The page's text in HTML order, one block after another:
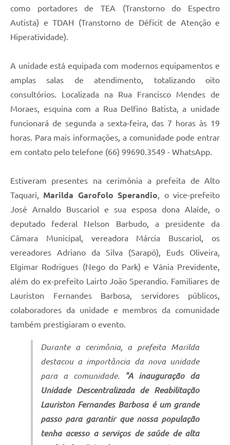
como portadores de TEA (Transtorno do Espectro
Autista) e TDAH (Transtorno de Déficit de Atenção e
Hiperatividade).
A unidade está equipada com modernos equipamentos e
amplas salas de atendimento, totalizando oito
consultórios. Localizada na Rua Francisco Mendes de
Moraes, esquina com a Rua Delfino Batista, a unidade
funcionará de segunda a sexta-feira, das 7 horas às 19
horas. Para mais informações, a comunidade pode entrar
em contato pelo telefone (66) 99690.3549 - WhatsApp.
Estiveram presentes na cerimônia a prefeita de Alto
Taquari,
Marilda Garofolo Sperandio , o vice-prefeito
José Arnaldo Buscariol e sua esposa dona Alaíde, o
deputado federal Nelson Barbudo, a presidente da
Câmara Municipal, vereadora Márcia Buscariol, os
vereadores Adriano da Silva (Sarapó), Euds Oliveira,
Elgimar Rodrigues (Nego do Park) e Vânia Previdente,
além do ex-prefeito Lairto João Sperandio. Familiares de
Lauriston Fernandes Barbosa, servidores públicos,
colaboradores da unidade e membros da comunidade
também prestigiaram o evento.
Durante a cerimônia, a prefeita Marilda
destacou a importância da nova unidade
para a comunidade.
"A inauguração da
Unidade Descentralizada de Reabilitação
Lauriston Fernandes Barbosa é um grande
passo para garantir que nossa população
tenha acesso a serviços de saúde de alta